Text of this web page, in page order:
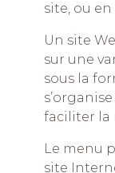
site, ou
Un site
sur une
sous la
faciliter la
Le menu
site